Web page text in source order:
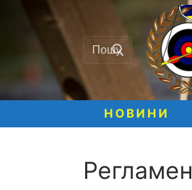
Шукати:
НОВИНИ